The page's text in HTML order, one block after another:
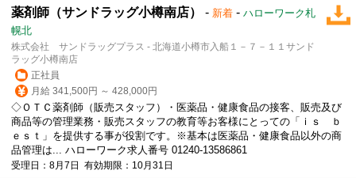
薬剤師（サンドラッグ小樽南店） - 新着 - ハローワーク札
幌北
株式会社 サンドラッグプラス - 北海道小樽市入船１－７－１１サンド
ラッグ小樽南店
正社員
月給 341,500円 ～ 428,000円
◇ＯＴＣ薬剤師（販売スタッフ）・医薬品・健康食品の接客、販売及び
商品等の管理業務・販売スタッフの教育等お客様にとっての「ｉｓ ｂ
ｅｓｔ」を提供する事が役割です。※基本は医薬品・健康食品以外の商
品管理は... ハローワーク求人番号 01240-13586861
受理日：8月7日 有効期限：10月31日